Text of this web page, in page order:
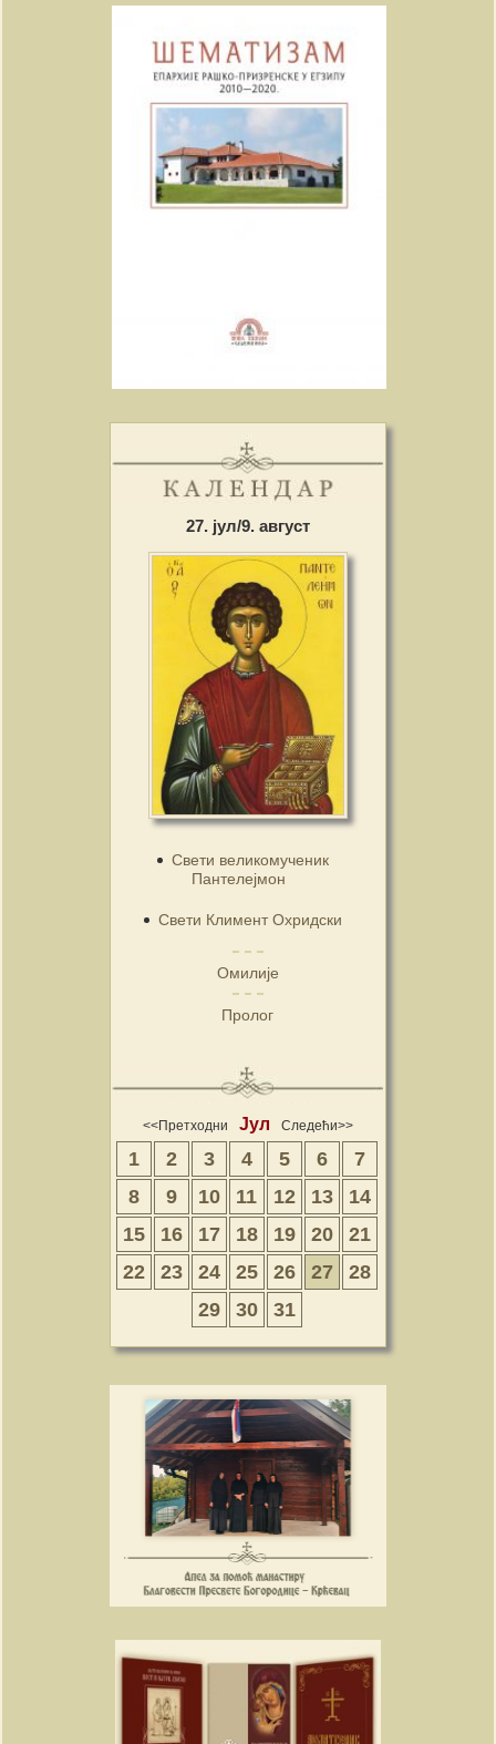
27. јул/9. август
Свети великомученик
Пантелејмон
Свети Климент Охридски
Омилије
Пролог
<<Претходни Јул Следећи>>
1 2 3 4 5 6
7
8
9 10 11 12 13
14
15
16 17 18 19 20
21
22
23 24 25 26 27
28
29
30 31